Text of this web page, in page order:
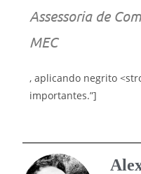
Assessoria de
MEC
, aplicando negrito
importantes.”]